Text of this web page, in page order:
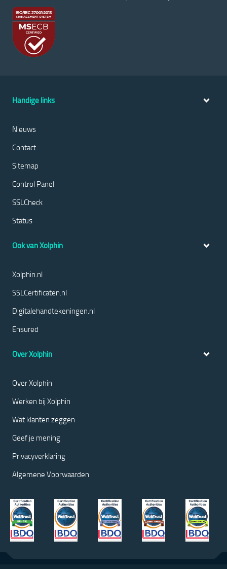
Handige links
Nieuws
Contact
Sitemap
Control Panel
SSLCheck
Status
Ook van Xolphin
Xolphin.nl
SSLCertificaten.nl
Digitalehandtekeningen.nl
Ensured
Over Xolphin
Over Xolphin
Werken bij Xolphin
Wat klanten zeggen
Geef je mening
Privacyverklaring
Algemene Voorwaarden